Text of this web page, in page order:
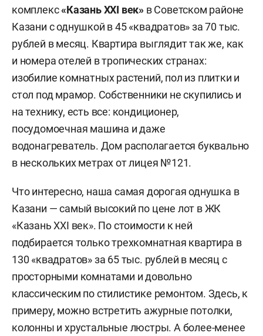
комплекс«Казань XXI век» в Советском районе
Казани с однушкой в 45 «квадратов» за 70 тыс.
рублей в месяц. Квартира выглядит так же, как
и номера отелей в тропических странах:
изобилие комнатных растений, пол из плитки и
стол под мрамор. Собственники не скупились и
на технику, есть все: кондиционер,
посудомоечная машина и даже
водонагреватель. Дом располагается буквально
в нескольких метрах от лицея №121.
Что интересно, наша самая дорогая однушка в
Казани — самый высокий по цене лот в ЖК
«Казань XXI век». По стоимости к ней
подбирается только трехкомнатная квартира в
130 «квадратов» за 65 тыс. рублей в месяц с
просторными комнатами и довольно
классическим по стилистике ремонтом. Здесь, к
примеру, можно встретить ажурные потолки,
колонны и хрустальные люстры. А более-менее